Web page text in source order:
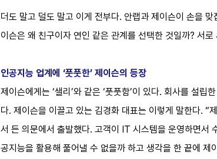
더도 말고 덜도 말고 이게 전부다. 안랩과 제이슨이 손을
이슨은 왜 친구이자 연인 같은 관계를 선택한 것일까? 서
인공지능 업계에 ‘풋풋한’ 제이슨의 등장
제이슨에게는 ‘샐리’와 같은 ‘풋풋함’이 있다. 회사를 설
다. 제이슨을 이끌고 있는 김경화 대표는 이렇게 말한다. “
서 든 의문에서 출발했다. 고객이 IT 시스템을 운영하면서
공지능을 활용해 풀어낼 수 없을까 하고 생각을 한 끝에